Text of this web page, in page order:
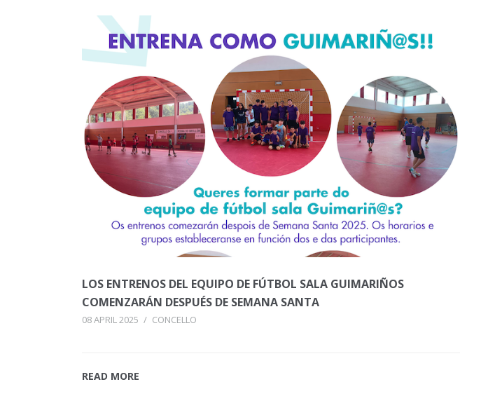
LOS ENTRENOS DEL EQUIPO DE FÚTBOL SALA GUIMARIÑOS
COMENZARÁN DESPUÉS DE SEMANA SANTA
08 APRIL 2025 / CONCELLO
READ MORE